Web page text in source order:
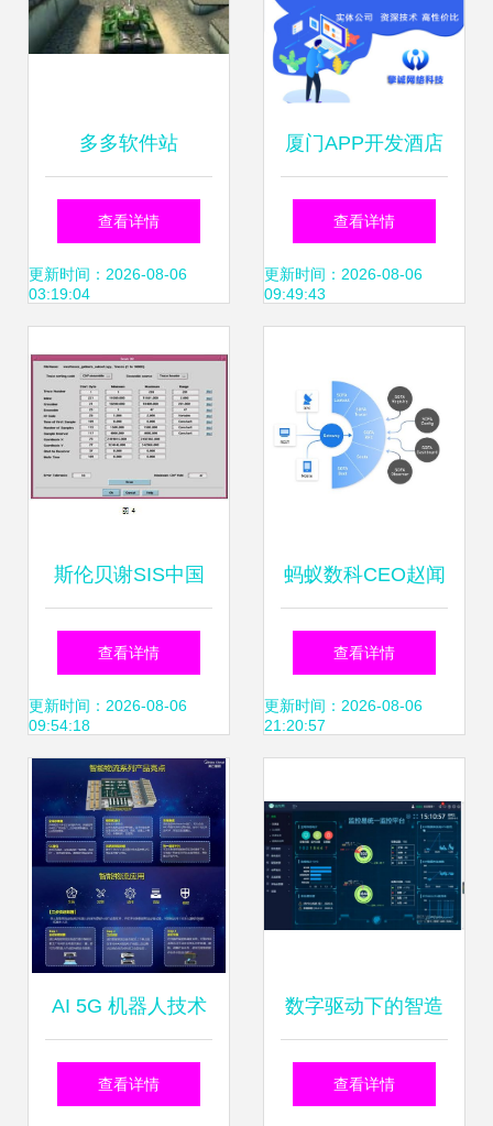
多多软件站
查看详情
更新时间：2026-08-06
03:19:04
厦门APP开发酒店
小程序搭建民宿预
约app软件H5网站
查看详情
更新时间：2026-08-06
09:49:43
斯伦贝谢SIS中国
技术与创新驱动的
综合油田服务解决
方案
查看详情
更新时间：2026-08-06
09:54:18
蚂蚁数科CEO赵闻
飙首解新战略
以‘ABC’为支点，
软件服务新格局
查看详情
更新时间：2026-08-06
21:20:57
AI 5G 机器人技术
加持 美云智数智能
查看详情
数字驱动下的智造
新篇章 面向智能工
查看详情